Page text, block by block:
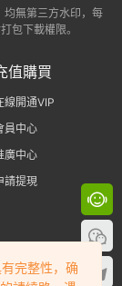
無第三方水印，每
包下載權限。
值購買
線開通VIP
員中心
廣中心
請提現
完整性，确